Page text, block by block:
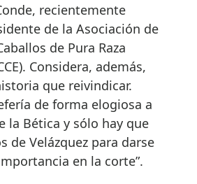
recientemente
de la Asociación de
de Pura Raza
Considera, además,
que reivindicar.
de forma elogiosa a
la Bética y sólo hay que
de Velázquez para darse
en la corte”.